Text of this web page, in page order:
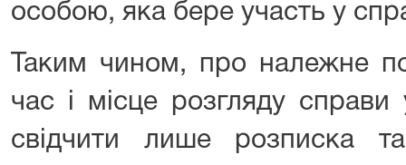
особою, яка бере участь у
Таким чином, про належне
час і місце розгляду
свідчити лише розписка